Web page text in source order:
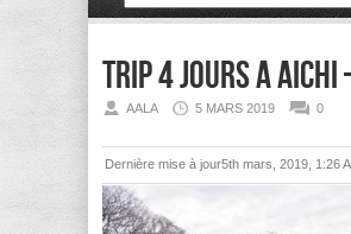
Trip 4 jours a Aichi
AALA 5 MARS 2019 0
Dernière mise à jour5th mars, 2019, 1:26